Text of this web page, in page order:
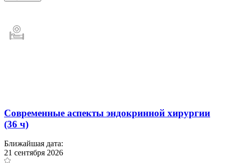
Современные аспекты эндокринной хирургии
(36 ч)
Ближайшая дата:
21 сентября 2026